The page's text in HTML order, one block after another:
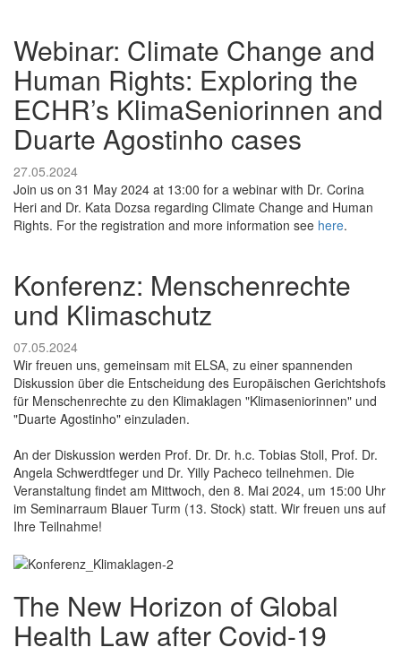
Webinar: Climate Change and
Human Rights: Exploring the
ECHR’s KlimaSeniorinnen and
Duarte Agostinho cases
27.05.2024
Join us on 31 May 2024 at 13:00 for a webinar with Dr. Corina
Heri and Dr. Kata Dozsa regarding Climate Change and Human
Rights. For the registration and more information see here.
Konferenz: Menschenrechte
und Klimaschutz
07.05.2024
Wir freuen uns, gemeinsam mit ELSA, zu einer spannenden
Diskussion über die Entscheidung des Europäischen Gerichtshofs
für Menschenrechte zu den Klimaklagen "Klimaseniorinnen" und
"Duarte Agostinho" einzuladen.
An der Diskussion werden Prof. Dr. Dr. h.c. Tobias Stoll, Prof. Dr.
Angela Schwerdtfeger und Dr. Yilly Pacheco teilnehmen. Die
Veranstaltung findet am Mittwoch, den 8. Mai 2024, um 15:00 Uhr
im Seminarraum Blauer Turm (13. Stock) statt. Wir freuen uns auf
Ihre Teilnahme!
The New Horizon of Global
Health Law after Covid-19